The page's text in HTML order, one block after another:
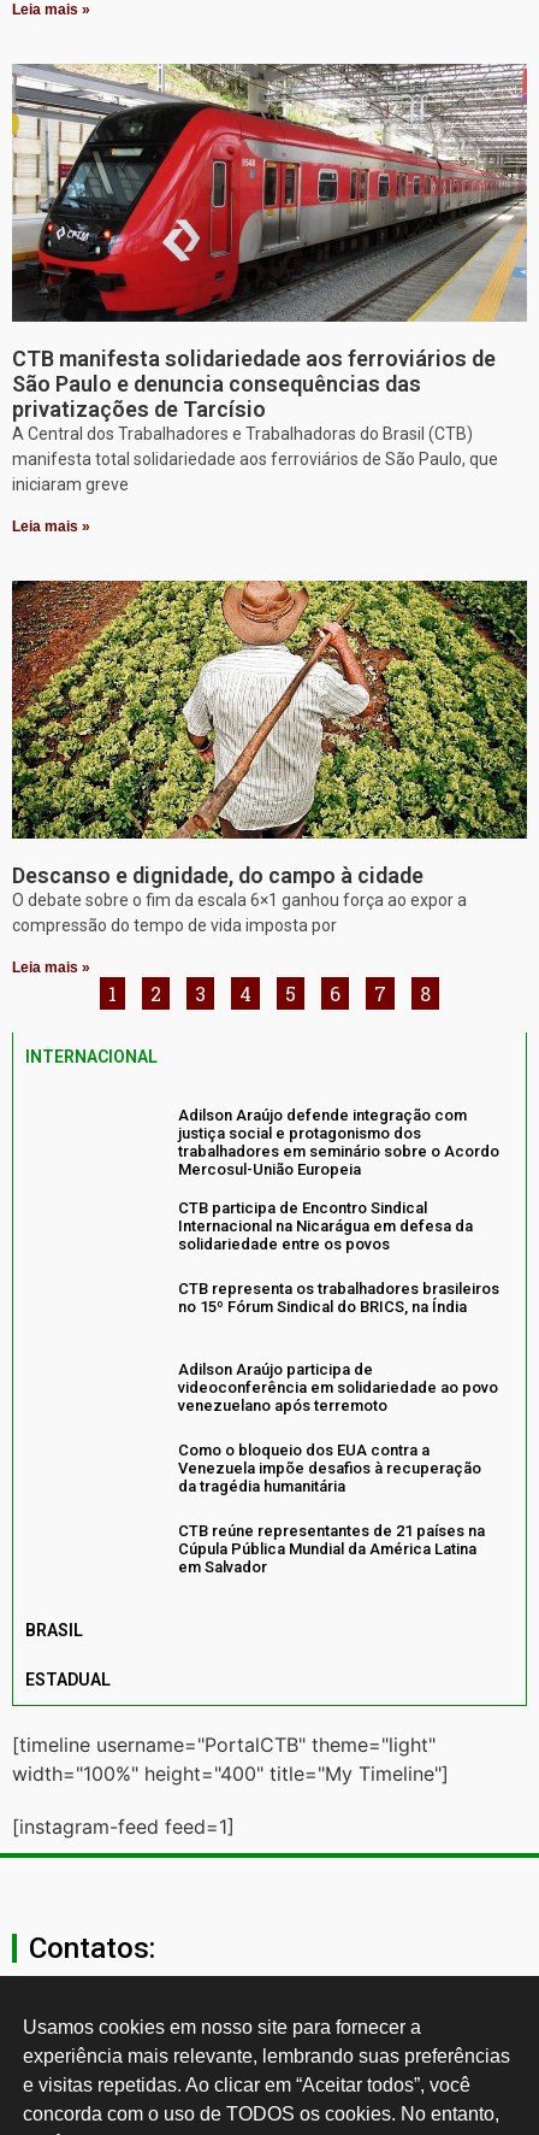
Leia mais »
CTB manifesta solidariedade aos ferroviários de
São Paulo e denuncia consequências das
privatizações de Tarcísio
A Central dos Trabalhadores e Trabalhadoras do Brasil (CTB)
manifesta total solidariedade aos ferroviários de São Paulo, que
iniciaram greve
Leia mais »
Descanso e dignidade, do campo à cidade
O debate sobre o fim da escala 6×1 ganhou força ao expor a
compressão do tempo de vida imposta por
Leia mais »
1 2 3 4 5 6 7 8
INTERNACIONAL
Adilson Araújo defende integração com
justiça social e protagonismo dos
trabalhadores em seminário sobre o Acordo
Mercosul-União Europeia
CTB participa de Encontro Sindical
Internacional na Nicarágua em defesa da
solidariedade entre os povos
CTB representa os trabalhadores brasileiros
no 15º Fórum Sindical do BRICS, na Índia
Adilson Araújo participa de
videoconferência em solidariedade ao povo
venezuelano após terremoto
Como o bloqueio dos EUA contra a
Venezuela impõe desafios à recuperação
da tragédia humanitária
CTB reúne representantes de 21 países na
Cúpula Pública Mundial da América Latina
em Salvador
BRASIL
ESTADUAL
[timeline username="PortalCTB" theme="light"
width="100%" height="400" title="My Timeline"]
[instagram-feed feed=1]
Contatos:
secgeral@ctb.org.br
11 3874-0040
Rua Cardoso de Almeida, 1843, Sumaré São Paulo - SP -
Usamos cookies em nosso site para fornecer a
experiência mais relevante, lembrando suas preferências
e visitas repetidas. Ao clicar em “Aceitar todos”, você
concorda com o uso de TODOS os cookies. No entanto,